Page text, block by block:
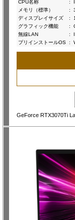
CPU名称
:
メモリ（標準）
:
ディスプレイサイズ
:
グラフィック機能
:
無線LAN
:
プリインストールOS :
GeForce RTX3070Ti